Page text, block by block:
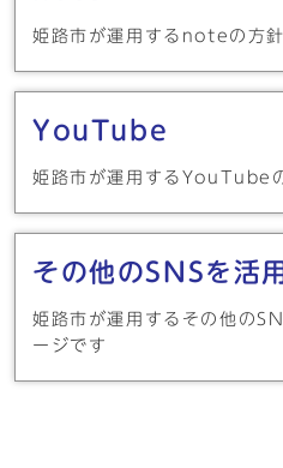
姫路市が運用するnoteの方針
YouTube
姫路市が運用するYouTube
その他のSNSを活
姫路市が運用するその他の
ージです